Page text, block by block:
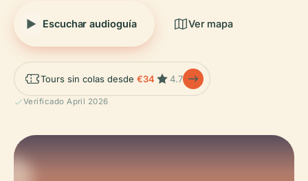
Escuchar audioguía Ver mapa
Tours sin colas desde €34 4.7
Verificado April 2026